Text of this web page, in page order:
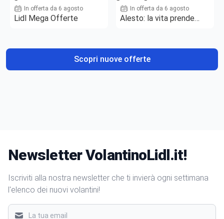
In offerta da 6 agosto
Lidl Mega Offerte
In offerta da 6 agosto
Alesto: la vita prende
Scopri nuove offerte
Newsletter VolantinoLidl.it!
Iscriviti alla nostra newsletter che ti invierà ogni settimana
l'elenco dei nuovi volantini!